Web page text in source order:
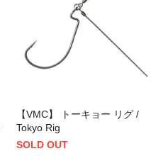
【VMC】 トーキョー リグ /
Tokyo Rig
SOLD OUT